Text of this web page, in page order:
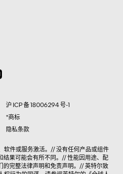
沪 ICP 备 18006294 号-1
*商标
隐私条款
软件或服务激活。// 没有任何产品或组件
结果可能会有所不同。// 性能因用途、配
的完整法律声明和免责声明。// 英特尔致